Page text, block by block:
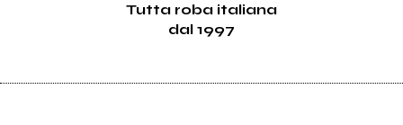
Tutta roba italiana
dal 1997